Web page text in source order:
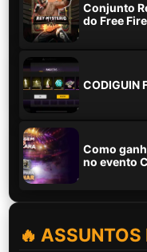
Conjunto
do Free Fire
CODIGUIN
Como
no evento
🔥